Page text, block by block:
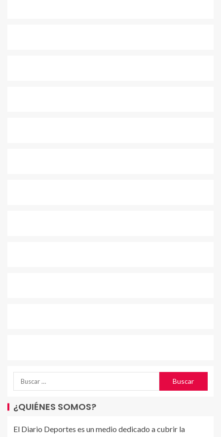
¿QUIÉNES SOMOS?
El Diario Deportes es un medio dedicado a cubrir la